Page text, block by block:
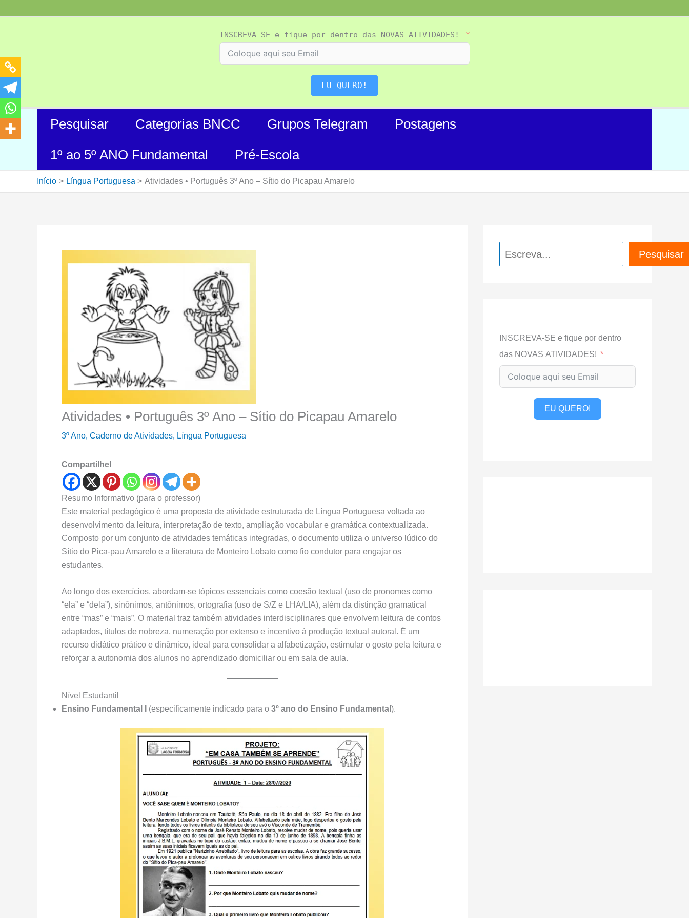
para
INSCREVA-SE e fique por dentro das NOVAS ATIVIDADES!
EU QUERO!
Pesquisar Categorias BNCC Grupos Telegram
Postagens
1º ao 5º ANO Fundamental
Pré-Escola
Início Língua Portuguesa Atividades • Português 3º Ano – Sítio do Picapau Amarelo
Atividades • Português 3º Ano – Sítio do Picapau Amarelo
3º Ano, Caderno de Atividades, Língua Portuguesa
Compartilhe!
Resumo Informativo (para o professor)
Este material pedagógico é uma proposta de atividade estruturada de Língua Portuguesa voltada ao
desenvolvimento da leitura, interpretação de texto, ampliação vocabular e gramática contextualizada.
Composto por um conjunto de atividades temáticas integradas, o documento utiliza o universo lúdico do
Sítio do Pica-pau Amarelo e a literatura de Monteiro Lobato como fio condutor para engajar os
estudantes.
Ao longo dos exercícios, abordam-se tópicos essenciais como coesão textual (uso de pronomes como
“ela” e “dela”), sinônimos, antônimos, ortografia (uso de S/Z e LHA/LIA), além da distinção gramatical
entre “mas” e “mais”. O material traz também atividades interdisciplinares que envolvem leitura de contos
adaptados, títulos de nobreza, numeração por extenso e incentivo à produção textual autoral. É um
recurso didático prático e dinâmico, ideal para consolidar a alfabetização, estimular o gosto pela leitura e
reforçar a autonomia dos alunos no aprendizado domiciliar ou em sala de aula.
Nível Estudantil
Ensino Fundamental I
(especificamente indicado para o 3º ano do Ensino Fundamental ).
Pesquisar Pesquisar
INSCREVA-SE e fique por dentro
das NOVAS ATIVIDADES!
EU QUERO!